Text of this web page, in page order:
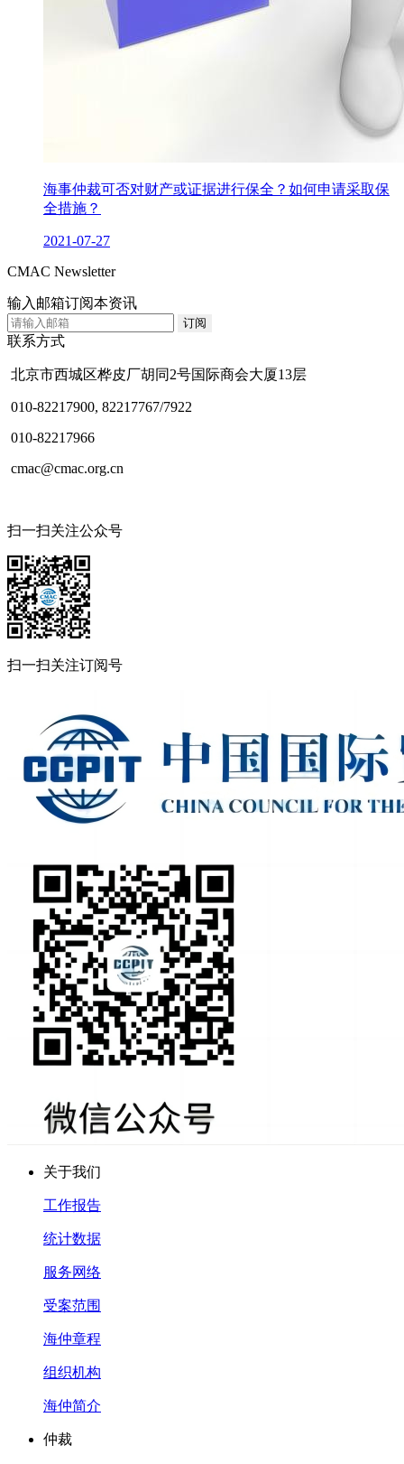
海事仲裁可否对财产或证据进行保全？如何申请采取保
全措施？
2021-07-27
CMAC Newsletter
输入邮箱订阅本资讯
联系方式
北京市西城区桦皮厂胡同2号国际商会大厦13层
010-82217900, 82217767/7922
010-82217966
cmac@cmac.org.cn
扫一扫关注公众号
扫一扫关注订阅号
关于我们
工作报告
统计数据
服务网络
受案范围
海仲章程
组织机构
海仲简介
仲裁